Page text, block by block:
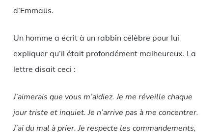
d’Emmaüs.
Un homme a écrit à un rabbin célèbre pour lui
expliquer qu’il était profondément malheureux. La
lettre disait ceci :
J’aimerais que vous m’aidiez. Je me réveille chaque
jour triste et inquiet. Je n’arrive pas à me concentrer.
J’ai du mal à prier. Je respecte les commandements,